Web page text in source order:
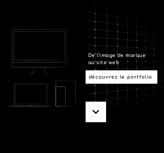
De l'image de marque
au site web
découvrez le portfolio